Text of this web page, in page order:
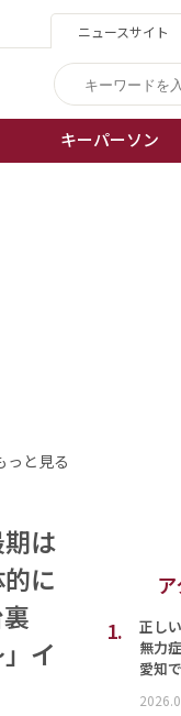
ニュースサイト
キーパーソン
っと見る
は
に
イ
1.
正し
無力
愛知